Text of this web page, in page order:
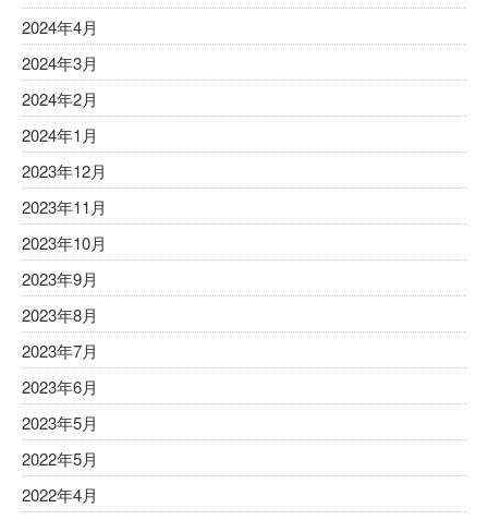
2024年4月
2024年3月
2024年2月
2024年1月
2023年12月
2023年11月
2023年10月
2023年9月
2023年8月
2023年7月
2023年6月
2023年5月
2022年5月
2022年4月